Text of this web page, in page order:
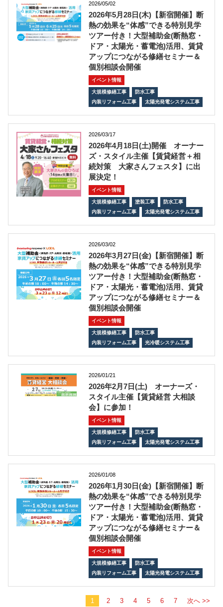
2026/05/02
2026年5月28日(木)【新宿開催】断
熱の効果を“体感”できる特別見学
ツアー付き！大型補助金(断熱窓・
ドア・太陽光・蓄電池)活用、賃貸
アップにつながる修繕セミナー＆
個別相談会開催
イベント情報
大規模修繕工事
防水工事
内装リフォーム工事
太陽光発電システム工事
2026/03/17
2026年4月18日(土)開催 オーナー
ズ・スタイル主催【賃貸経営＋相
続対策 大家さんフェスタ】に出
展決定！
イベント情報
大規模修繕工事 塗装工事
防水工事
内装リフォーム工事
太陽光発電システム工事
2026/03/02
2026年3月27日(金)【新宿開催】断
熱の効果を“体感”できる特別見学
ツアー付き！大型補助金(断熱窓・
ドア・太陽光・蓄電池)活用、賃貸
アップにつながる修繕セミナー＆
個別相談会開催
イベント情報
大規模修繕工事
防水工事
内装リフォーム工事
光冷暖システム工事
2026/01/21
2026年2月7日(土) オーナーズ・
スタイル主催【賃貸経営 大相談
会】に参加！
イベント情報
大規模修繕工事
防水工事
内装リフォーム工事
太陽光発電システム工事
2026/01/08
2026年1月30日(金)【新宿開催】断
熱の効果を“体感”できる特別見学
ツアー付き！大型補助金(断熱窓・
ドア・太陽光・蓄電池)活用、賃貸
アップにつながる修繕セミナー＆
個別相談会開催
イベント情報
大規模修繕工事
防水工事
内装リフォーム工事
太陽光発電システム工事
1 2 3 4 5 6 7 次へ >>